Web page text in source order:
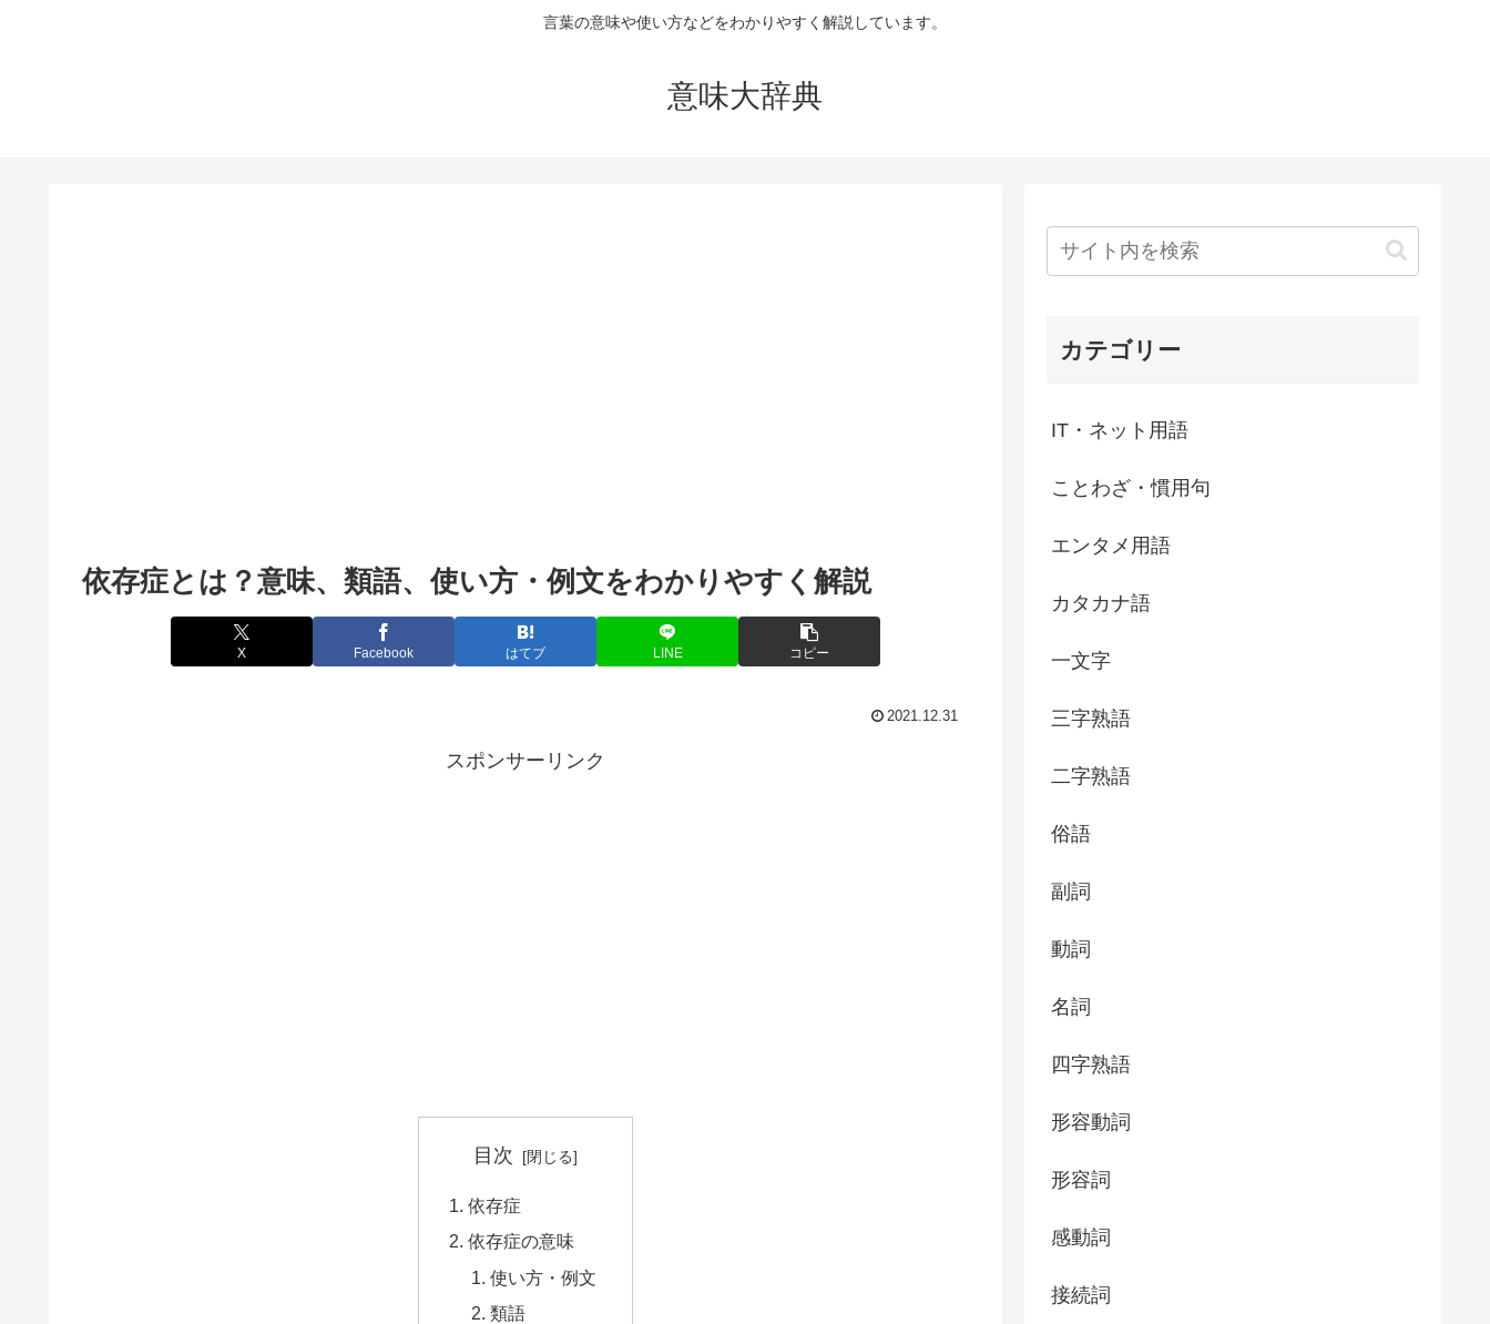
言葉の意味や使い方などをわかりやすく解説しています。
意味大辞典
依存症とは？意味、類語、使い方・例文をわかりやすく解説
X Facebook はてブ LINE コピー
2021.12.31
スポンサーリンク
目次
依存症
依存症の意味
使い方・例文
類語
カテゴリー
IT・ネット用語
ことわざ・慣用句
エンタメ用語
カタカナ語
一文字
三字熟語
二字熟語
俗語
副詞
動詞
名詞
四字熟語
形容動詞
形容詞
感動詞
接続詞